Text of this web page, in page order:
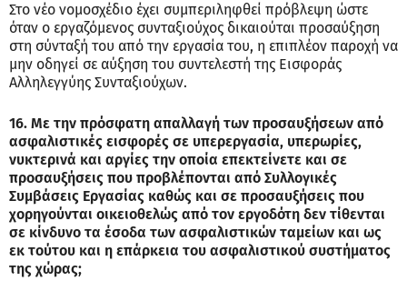
Στο νέο νομοσχέδιο έχει συμπεριληφθεί πρόβλεψη ώστε
όταν ο εργαζόμενος συνταξιούχος δικαιούται προσαύξηση
στη σύνταξή του από την εργασία του, η επιπλέον παροχή να
μην οδηγεί σε αύξηση του συντελεστή της Εισφοράς
Αλληλεγγύης Συνταξιούχων.
16. Με την πρόσφατη απαλλαγή των προσαυξήσεων από
ασφαλιστικές εισφορές σε υπερεργασία, υπερωρίες,
νυκτερινά και αργίες την οποία επεκτείνετε και σε
προσαυξήσεις που προβλέπονται από Συλλογικές
Συμβάσεις Εργασίας καθώς και σε προσαυξήσεις που
χορηγούνται οικειοθελώς από τον εργοδότη δεν τίθενται
σε κίνδυνο τα έσοδα των ασφαλιστικών ταμείων και ως
εκ τούτου και η επάρκεια του ασφαλιστικού συστήματος
της χώρας;